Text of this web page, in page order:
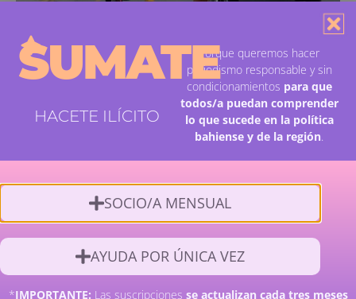
Movilidad, transporte, ambiente y salud: un foro para
pensar cómo se mueve Bahía Blanca
SUMATE
HACETE ILÍCITO
Porque queremos hacer
periodismo responsable y sin
condicionamientos para que
todos/a puedan comprender
lo que sucede en la política
bahiense y de la región.
SOCIO/A MENSUAL
AYUDA POR ÚNICA VEZ
*IMPORTANTE: Las suscripciones se actualizan cada tres meses